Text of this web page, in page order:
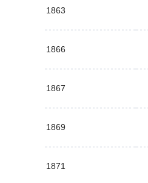
1863
1866
1867
1869
1871